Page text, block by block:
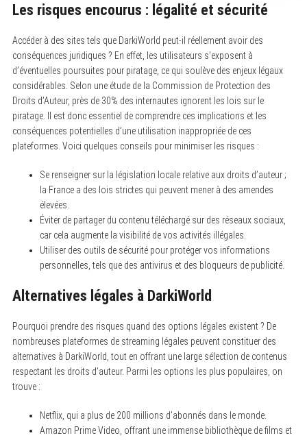
Les risques encourus : légalité et sécurité
Accéder à des sites tels que DarkiWorld peut-il réellement avoir des
conséquences juridiques ? En effet, les utilisateurs s’exposent à
d’éventuelles poursuites pour piratage, ce qui soulève des enjeux légaux
considérables. Selon une étude de la Commission de Protection des
Droits d’Auteur, près de 30% des internautes ignorent les lois sur le
piratage. Il est donc essentiel de comprendre ces implications et les
conséquences potentielles d’une utilisation inappropriée de ces
plateformes. Voici quelques conseils pour minimiser les risques :
Se renseigner sur la législation locale relative aux droits d’auteur ;
la France a des lois strictes qui peuvent mener à des amendes
élevées.
Éviter de partager du contenu téléchargé sur des réseaux sociaux,
car cela augmente la visibilité de vos activités illégales.
Utiliser des outils de sécurité pour protéger vos informations
personnelles, tels que des antivirus et des bloqueurs de publicité.
Alternatives légales à DarkiWorld
Pourquoi prendre des risques quand des options légales existent ? De
nombreuses plateformes de streaming légales peuvent constituer des
alternatives à DarkiWorld, tout en offrant une large sélection de contenus
respectant les droits d’auteur. Parmi les options les plus populaires, on
trouve :
Netflix, qui a plus de 200 millions d’abonnés dans le monde.
Amazon Prime Video, offrant une immense bibliothèque de films et
S
a
h
f
: